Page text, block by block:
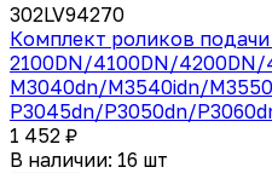
302LV94270
Комплект роликов
2100DN/4100DN/4200DN/
M3040dn/M3540idn/
P3045dn/P3050dn/
1 452 ₽
В наличии: 16 шт